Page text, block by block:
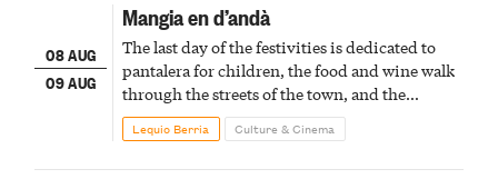
08 AUG
09 AUG
Mangia en d’andà
The last day of the festivities is dedicated to
pantalera for children, the food and wine walk
through the streets of the town, and the
fireworks finale
Lequio Berria Culture & Cinema